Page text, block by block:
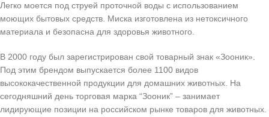
Легко моется под струей проточной воды с использованием
моющих бытовых средств. Миска изготовлена из нетоксичного
материала и безопасна для здоровья животного.
В 2000 году был зарегистрирован свой товарный знак «Зооник».
Под этим брендом выпускается более 1100 видов
высококачественной продукции для домашних животных. На
сегодняшний день торговая марка “Зооник” – занимает
лидирующие позиции на российском рынке товаров для животных.